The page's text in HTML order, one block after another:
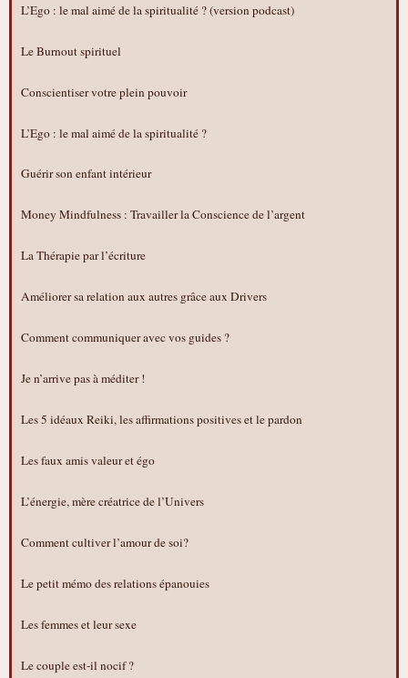
L’Ego : le mal aimé de la spiritualité ? (version podcast)
Le Burnout spirituel
Conscientiser votre plein pouvoir
L’Ego : le mal aimé de la spiritualité ?
Guérir son enfant intérieur
Money Mindfulness : Travailler la Conscience de l’argent
La Thérapie par l’écriture
Améliorer sa relation aux autres grâce aux Drivers
Comment communiquer avec vos guides ?
Je n’arrive pas à méditer !
Les 5 idéaux Reiki, les affirmations positives et le pardon
Les faux amis valeur et égo
L’énergie, mère créatrice de l’Univers
Comment cultiver l’amour de soi?
Le petit mémo des relations épanouies
Les femmes et leur sexe
Le couple est-il nocif ?